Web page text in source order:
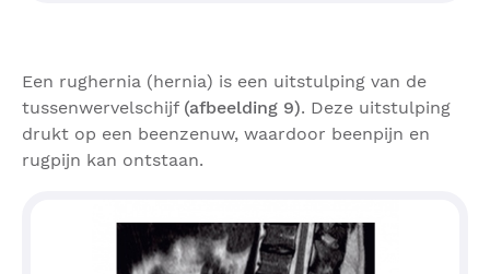
Een rughernia (hernia) is een uitstulping van de
tussenwervelschijf (afbeelding 9). Deze uitstulping
drukt op een beenzenuw, waardoor beenpijn en
rugpijn kan ontstaan.